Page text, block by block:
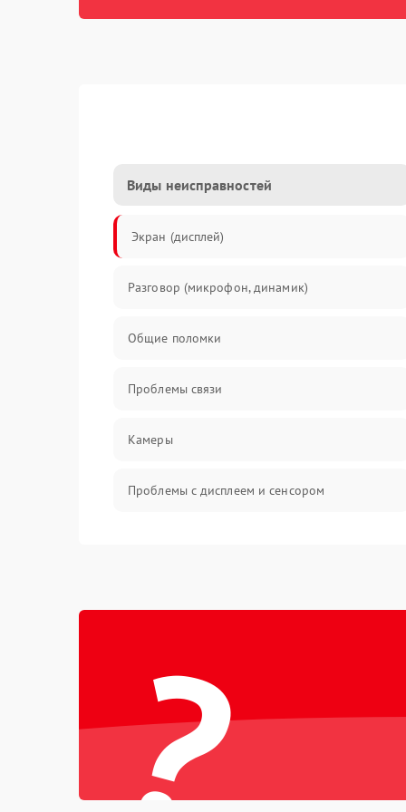
Виды неисправностей
Экран (дисплей)
Разговор (микрофон, динамик)
Общие поломки
Проблемы связи
Камеры
Проблемы с дисплеем и сенсором
аккумулятором
?